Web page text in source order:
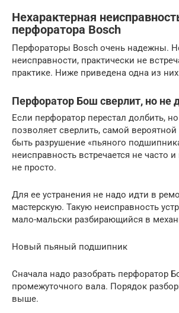
Нехарактерная
перфоратора Bosch
Перфораторы Bosch очень надежны.
неисправности, практически не
практике. Ниже приведена одна из
Перфоратор Бош сверлит, но не
Если перфоратор перестал долбить,
позволяет сверлить, самой
быть разрушение «пьяного
неисправность встречается не часто
не просто.
Для ее устранения не надо идти в
мастерскую. Такую неисправность
мало-мальски разбирающийся в
Новый пьяный подшипник
Сначала надо разобрать перфоратор
промежуточного вала. Порядок
выше.